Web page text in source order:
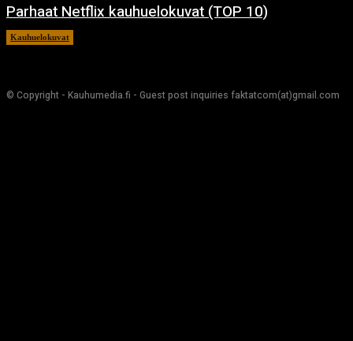
Parhaat Netflix kauhuelokuvat (TOP 10)
Kauhuelokuvat
© Copyright - Kauhumedia.fi - Guest post inquiries faktatcom(at)gmail.com